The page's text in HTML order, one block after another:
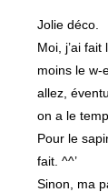
Jolie déco.
Moi, j’ai fait
moins le w-
allez,
on a le
Pour le
fait. ^^’
Sinon, ma